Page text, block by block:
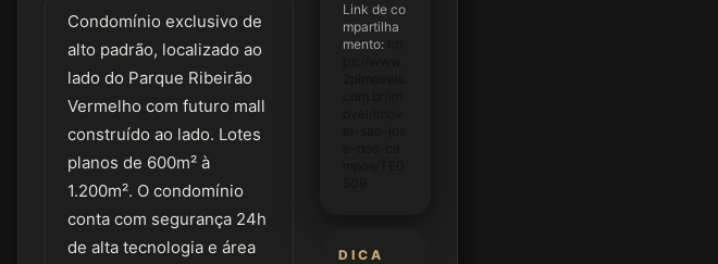
Condomínio exclusivo de
alto padrão, localizado ao
lado do Parque Ribeirão
Vermelho com futuro mall
construído ao lado. Lotes
planos de 600m² à
1.200m². O condomínio
conta com segurança 24h
de alta tecnologia e área
Link de co
mpartilha
mento:
DICA